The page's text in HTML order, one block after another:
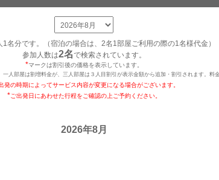
1名分です。（宿泊の場合は、2名1部屋ご利用の際の1名様代金）
参加人数は2名で検索されています。
*マークは割引後の価格を表示しています。
人部屋は割増料金が、三人部屋は３人目割引が表示金額から追加・割引されます。料
発の時期によってサービス内容が変更になる場合がございます。
*ご出発日にあわせた行程をご確認の上ご予約ください。
2026年8月